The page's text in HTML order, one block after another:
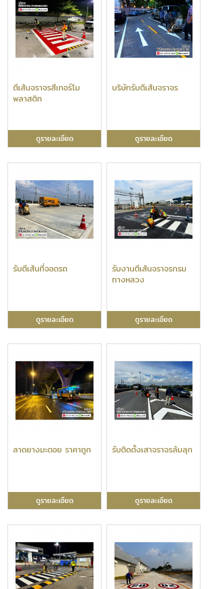
ตีเส้นจราจรสีเทอร์โม
พลาสติก
ดูรายละเอียด
บริษัทรับตีเส้นจราจร
ดูรายละเอียด
รับตีเส้นที่จอดรถ
ดูรายละเอียด
รับงานตีเส้นจราจรกรม
ทางหลวง
ดูรายละเอียด
ลาดยางมะตอย ราคาถูก
ดูรายละเอียด
รับติดตั้งเสาจราจรล้มลุก
ดูรายละเอียด